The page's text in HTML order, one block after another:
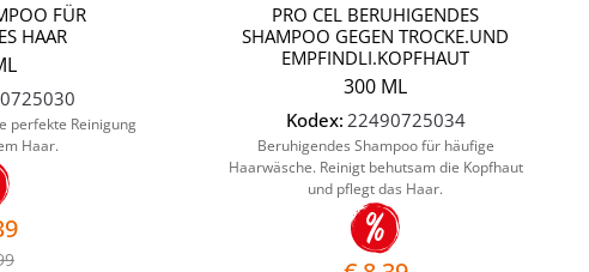
FÜR
HAAR
perfekte Reinigung
Haar.
PRO CEL BERUHIGENDES
SHAMPOO GEGEN TROCKE.UND
EMPFINDLI.KOPFHAUT
300 ML
Kodex: 22490725034
Beruhigendes Shampoo für häufige
Haarwäsche. Reinigt behutsam die Kopfhaut
und pflegt das Haar.